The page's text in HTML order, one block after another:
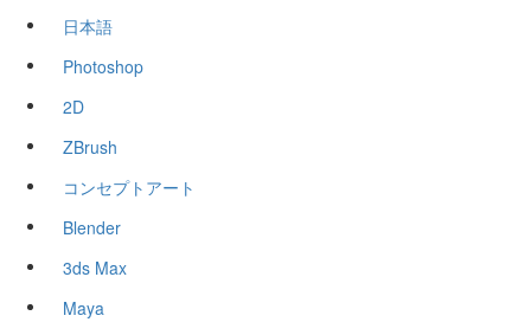
日本語
Photoshop
2D
ZBrush
コンセプトアート
Blender
3ds Max
Maya